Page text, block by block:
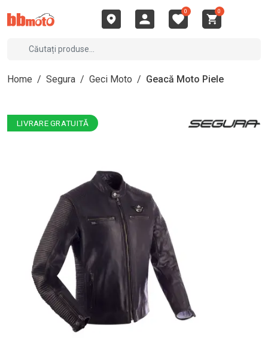
0 0
Home / Segura / Geci Moto / Geacă Moto Piele
LIVRARE GRATUITĂ